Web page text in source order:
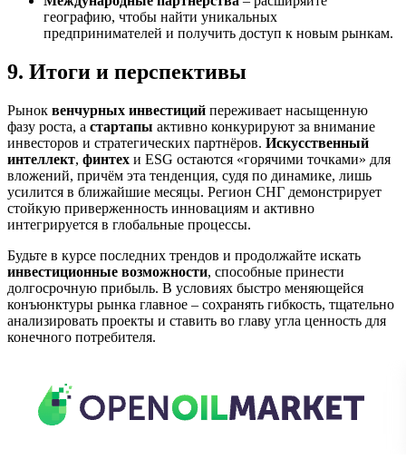
географию, чтобы найти уникальных
предпринимателей и получить доступ к новым рынкам.
9. Итоги и перспективы
Рынок венчурных инвестиций переживает насыщенную
фазу роста, а стартапы активно конкурируют за внимание
инвесторов и стратегических партнёров. Искусственный
интеллект, финтех и ESG остаются «горячими точками» для
вложений, причём эта тенденция, судя по динамике, лишь
усилится в ближайшие месяцы. Регион СНГ демонстрирует
стойкую приверженность инновациям и активно
интегрируется в глобальные процессы.
Будьте в курсе последних трендов и продолжайте искать
инвестиционные возможности, способные принести
долгосрочную прибыль. В условиях быстро меняющейся
конъюнктуры рынка главное – сохранять гибкость, тщательно
анализировать проекты и ставить во главу угла ценность для
конечного потребителя.